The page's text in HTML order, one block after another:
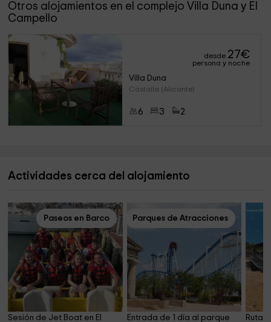
Otros alojamientos en el complejo Villa Duna y El
Campello
desde 27€
persona y noche
Villa Duna
Castalla (Alicante)
6 3 2
Actividades cerca del alojamiento
Paseos en Barco
Sesión de Jet Boat en El
Parques de Atracciones
Entrada de 1 día al parque Ruta